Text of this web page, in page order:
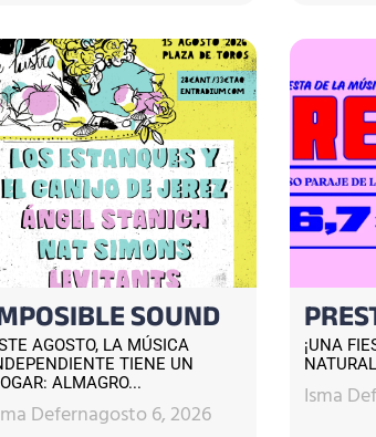
SOUND
AGOSTO, LA MÚSICA
TIENE UN
ALMAGRO...
Defernagosto 6, 2026
¡UNA
Isma